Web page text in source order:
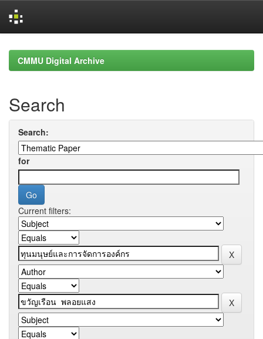
navigationCMMU Digital Archive
Search
Search:
for
Current filters: